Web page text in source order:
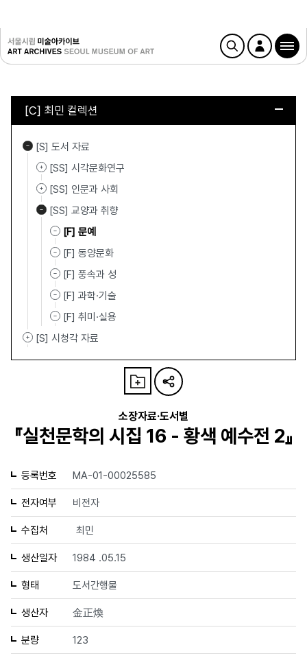
[C] 최민 컬렉션
[S] 도서 자료
[SS] 시각문화연구
[SS] 인문과 사회
[SS] 교양과 취향
[F] 문예
[F] 동양문화
[F] 풍속과 성
[F] 과학·기술
[F] 취미·실용
[S] 시청각 자료
소장자료·도서별
『실천문학의 시집 16 - 황색 예수전 2』
등록번호 MA-01-00025585
전자여부 비전자
수집처 최민
생산일자 1984 .05.15
형태 도서간행물
생산자 金正煥
분량 123